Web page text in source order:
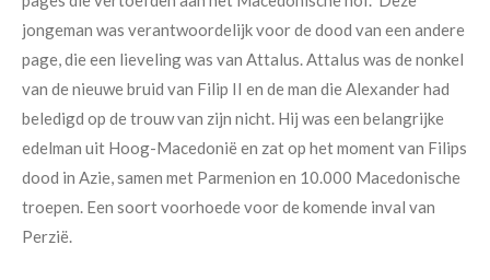
jongeman was verantwoordelijk voor de dood van een andere
page, die een lieveling was van Attalus. Attalus was de nonkel
van de nieuwe bruid van Filip II en de man die Alexander had
beledigd op de trouw van zijn nicht. Hij was een belangrijke
edelman uit Hoog-Macedonië en zat op het moment van Filips
dood in Azie, samen met Parmenion en 10.000 Macedonische
troepen. Een soort voorhoede voor de komende inval van
Perzië.